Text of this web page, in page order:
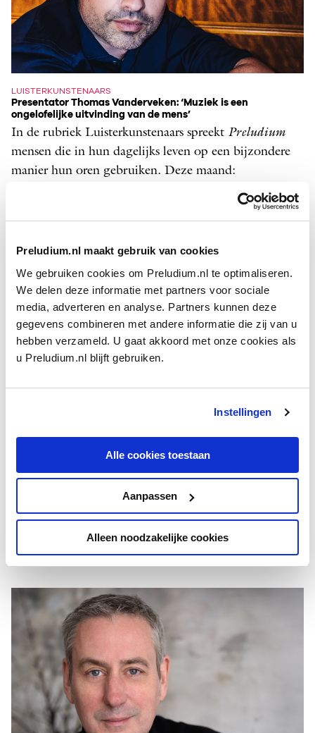
Preludium.nl maakt gebruik van cookies
We gebruiken cookies om Preludium.nl te optimaliseren.
We delen deze informatie met partners voor sociale
media, adverteren en analyse. Partners kunnen deze
gegevens combineren met andere informatie die zij van u
hebben verzameld. U gaat akkoord met onze cookies als
u Preludium.nl blijft gebruiken.
Instellingen
Alle cookies toestaan
Aanpassen
Alleen noodzakelijke cookies
LUISTERKUNSTENAARS
Presentator Thomas Vanderveken: ‘Muziek is een
ongelofelijke uitvinding van de mens’
In de rubriek Luisterkunstenaars spreekt ­Preludium
mensen die in hun dagelijks leven op een bijzondere
manier hun oren gebruiken. Deze maand:
televisiemaker en presentator Thomas Vanderveken.
LUISTERKUNSTENAARS
In de rubriek Luisterkunstenaars spreekt ­Preludium
mensen die in hun dagelijks leven op een bijzondere
manier hun oren gebruiken. Deze maand:
operaregisseur Jetske Mijnssen.